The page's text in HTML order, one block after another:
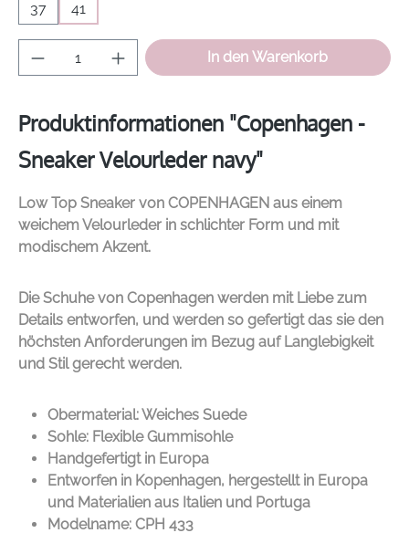
37
41
Produkt Anzahl: Gib den gewünschten
In den Warenkorb
Produktinformationen "Copenhagen -
Sneaker Velourleder navy"
Low Top Sneaker von COPENHAGEN aus einem
weichem Velourleder in schlichter Form und mit
modischem Akzent.
Die Schuhe von Copenhagen werden mit Liebe zum
Details entworfen, und werden so gefertigt das sie den
höchsten Anforderungen im Bezug auf Langlebigkeit
und Stil gerecht werden.
Obermaterial: Weiches Suede
Sohle: Flexible Gummisohle
Handgefertigt in Europa
Entworfen in Kopenhagen, hergestellt in Europa
und Materialien aus Italien und Portuga
Modelname: CPH 433